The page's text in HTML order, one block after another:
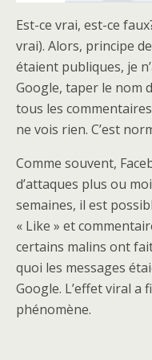
Est-ce vrai, est-ce
vrai). Alors, principe
étaient publiques, je
Google, taper le nom
tous les
ne vois rien. C’est
Comme souvent,
d’attaques plus ou
semaines, il est
« Like » et
certains malins ont
quoi les messages
Google. L’effet viral a
phénomène.